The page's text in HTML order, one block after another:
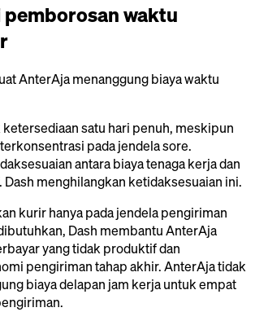
waktu
AnterAja menanggung biaya waktu
satu hari penuh, meskipun
pada jendela sore.
antara biaya tenaga kerja dan
menghilangkan ketidaksesuaian ini.
kurir hanya pada jendela pengiriman
Dash membantu AnterAja
yang tidak produktif dan
pengiriman tahap akhir. AnterAja tidak
biaya delapan jam kerja untuk empat